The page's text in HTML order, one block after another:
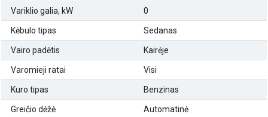
Variklio galia, kW 0
Kėbulo tipas Sedanas
Vairo padėtis Kairėje
Varomieji ratai Visi
Kuro tipas Benzinas
Greičio dėžė Automatinė